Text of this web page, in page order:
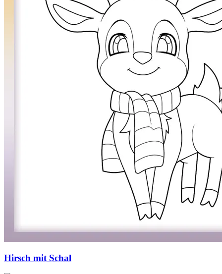
Hirsch mit Schal